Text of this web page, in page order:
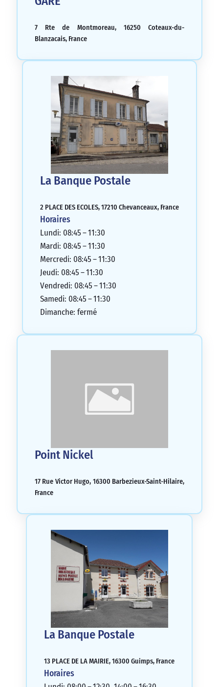
7 Rte de Montmoreau, 16250 Coteaux-du-
Blanzacais, France
La Banque Postale
2 PLACE DES ECOLES, 17210 Chevanceaux, France
Horaires
Lundi: 08:45 – 11:30
Mardi: 08:45 – 11:30
Mercredi: 08:45 – 11:30
Jeudi: 08:45 – 11:30
Vendredi: 08:45 – 11:30
Samedi: 08:45 – 11:30
Dimanche: fermé
Point Nickel
17 Rue Victor Hugo, 16300 Barbezieux-Saint-Hilaire,
France
La Banque Postale
13 PLACE DE LA MAIRIE, 16300 Guimps, France
Horaires